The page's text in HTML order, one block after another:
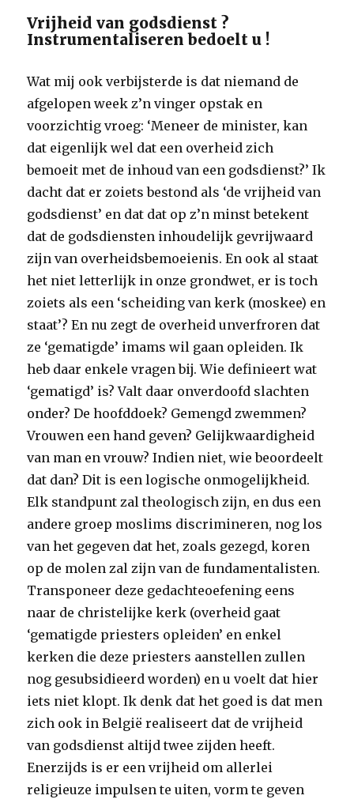
Vrijheid van godsdienst ?
Instrumentaliseren bedoelt u !
Wat mij ook verbijsterde is dat niemand de
afgelopen week z’n vinger opstak en
voorzichtig vroeg: ‘Meneer de minister, kan
dat eigenlijk wel dat een overheid zich
bemoeit met de inhoud van een godsdienst?’ Ik
dacht dat er zoiets bestond als ‘de vrijheid van
godsdienst’ en dat dat op z’n minst betekent
dat de godsdiensten inhoudelijk gevrijwaard
zijn van overheidsbemoeienis. En ook al staat
het niet letterlijk in onze grondwet, er is toch
zoiets als een ‘scheiding van kerk (moskee) en
staat’? En nu zegt de overheid unverfroren dat
ze ‘gematigde’ imams wil gaan opleiden. Ik
heb daar enkele vragen bij. Wie definieert wat
‘gematigd’ is? Valt daar onverdoofd slachten
onder? De hoofddoek? Gemengd zwemmen?
Vrouwen een hand geven? Gelijkwaardigheid
van man en vrouw? Indien niet, wie beoordeelt
dat dan? Dit is een logische onmogelijkheid.
Elk standpunt zal theologisch zijn, en dus een
andere groep moslims discrimineren, nog los
van het gegeven dat het, zoals gezegd, koren
op de molen zal zijn van de fundamentalisten.
Transponeer deze gedachteoefening eens
naar de christelijke kerk (overheid gaat
‘gematigde priesters opleiden’ en enkel
kerken die deze priesters aanstellen zullen
nog gesubsidieerd worden) en u voelt dat hier
iets niet klopt. Ik denk dat het goed is dat men
zich ook in België realiseert dat de vrijheid
van godsdienst altijd twee zijden heeft.
Enerzijds is er een vrijheid om allerlei
religieuze impulsen te uiten, vorm te geven